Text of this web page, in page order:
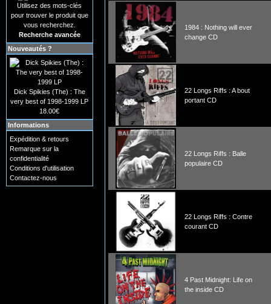
1984 : Nothing will ever
change CD
22 Longs Riffs : A bout
portant CD
22 Longs Riffs : Balle
populaire CD
22 Longs Riffs : Contre
courant CD
4 Past Midnight: Life on
the inside CD
Utilisez des mots-clés
pour trouver le produit que
vous recherchez.
Recherche avancée
Nouveautés ?
Dick Spikies (The) : The
very best of 1998-1999 LP
18.00€
Informations
Expédition & retours
Remarque sur la
confidentialité
Conditions d'utilisation
Contactez-nous